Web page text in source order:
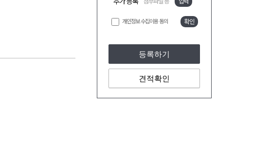
개인정보 수집이용 동의 확인
등록하기
견적확인